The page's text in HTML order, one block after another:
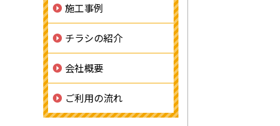
施工事例
チラシの紹介
会社概要
ご利用の流れ